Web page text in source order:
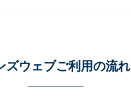
ズウェブご利用の流れ